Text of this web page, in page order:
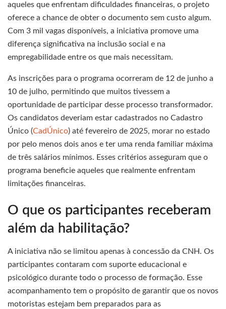
aqueles que enfrentam dificuldades financeiras, o projeto
oferece a chance de obter o documento sem custo algum.
Com 3 mil vagas disponíveis, a iniciativa promove uma
diferença significativa na inclusão social e na
empregabilidade entre os que mais necessitam.
As inscrições para o programa ocorreram de 12 de junho a
10 de julho, permitindo que muitos tivessem a
oportunidade de participar desse processo transformador.
Os candidatos deveriam estar cadastrados no Cadastro
Único (CadÚnico) até fevereiro de 2025, morar no estado
por pelo menos dois anos e ter uma renda familiar máxima
de três salários mínimos. Esses critérios asseguram que o
programa beneficie aqueles que realmente enfrentam
limitações financeiras.
O que os participantes receberam
além da habilitação?
A iniciativa não se limitou apenas à concessão da CNH. Os
participantes contaram com suporte educacional e
psicológico durante todo o processo de formação. Esse
acompanhamento tem o propósito de garantir que os novos
motoristas estejam bem preparados para as